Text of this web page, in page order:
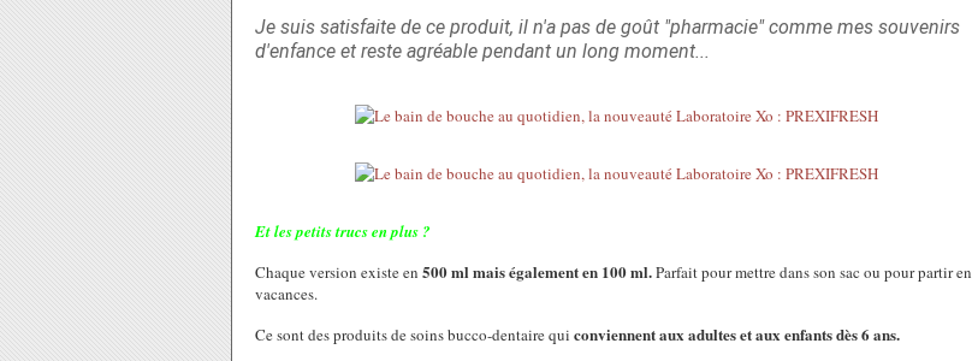
Je suis satisfaite de ce produit, il n'a pas de goût "pharmacie" comme mes souvenirs
d'enfance et reste agréable pendant un long moment...
Et les petits trucs en plus ?
Chaque version existe en 500 ml mais également en 100 ml.Parfait pour mettre dans son sac ou pour partir en
vacances.
Ce sont des produits de soins bucco-dentaire qui conviennent aux adultes et aux enfants dès 6 ans.